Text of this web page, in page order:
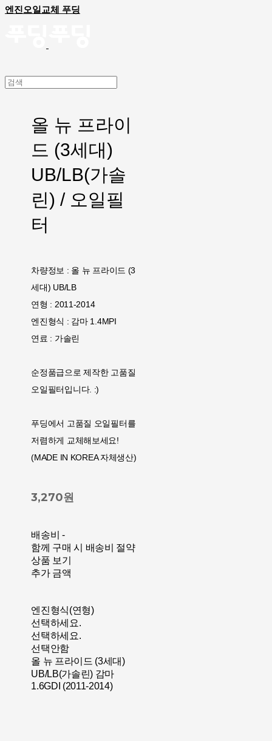
엔진오일교체 푸딩
올 뉴 프라이
드 (3세대)
UB/LB(가솔
린) / 오일필
터
차량정보 : 올 뉴 프라이드 (3
세대) UB/LB
연형 : 2011-2014
엔진형식 : 감마 1.4MPI
연료 : 가솔린
순정품급으로 제작한 고품질
오일필터입니다. :)
푸딩에서 고품질 오일필터를
저렴하게 교체해보세요!
(MADE IN KOREA 자체생산)
3,270원
배송비 -
함께 구매 시 배송비 절약
상품 보기
추가 금액
엔진형식(연형)
선택하세요.
선택하세요.
선택안함
올 뉴 프라이드 (3세대)
UB/LB(가솔린) 감마
1.6GDI (2011-2014)